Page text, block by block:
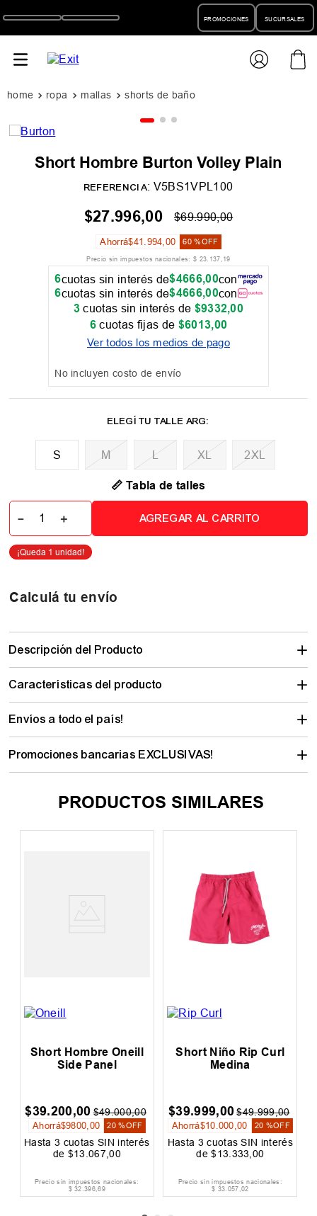
PROMOCIONES SUCURSALES
ropa mallas shorts de baño
Short Hombre Burton Volley Plain
REFERENCIA: V5BS1VPL100
$27.996,00 $69.990,00
Ahorrá$41.994,00 60 %OFF
Precio sin impuestos nacionales: $ 23. 137,19
6cuotas sin interés de$4666,00con
6cuotas sin interés de$4666,00con
3 cuotas sin interés de $9332,00
6 cuotas fijas de $6013,00
Ver todos los medios de pago
No incluyen costo de envío
M L XL 2XL
📏 Tabla de talles
＋
－ AGREGAR AL CARRITO
Calculá tu envío
Descripción del Producto
Características del producto
Envíos a todo el país!
Promociones bancarias EXCLUSIVAS!
PRODUCTOS SIMILARES
Short Hombre Oneill
Side Panel
$39.200,00 $49.000,00
Ahorrá$9800,00 20 %OFF
Hasta 3 cuotas SIN interés
de $13.067,00
Precio sin impuestos nacionales:
$ 32.396,69
Short Niño Rip Curl
Medina
$39.999,00 $49.999,00
Ahorrá$10.000,00 20 %OFF
Hasta 3cuotas SIN interés
de$13.333,00
Precio sin impuestos nacionales:
$ 33.057,02